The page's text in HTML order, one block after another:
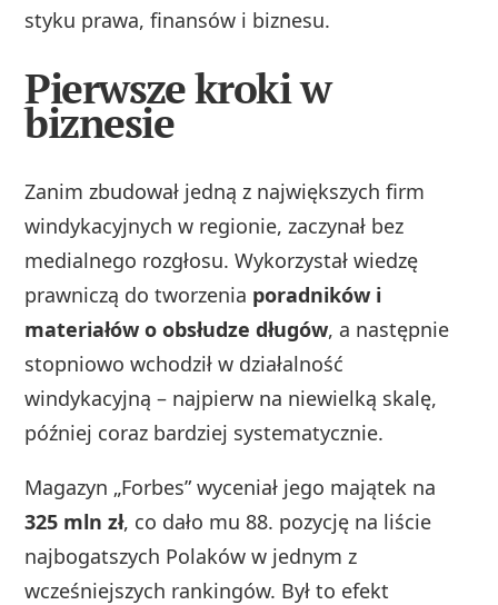
styku prawa, finansów i biznesu.
Pierwsze kroki w
biznesie
Zanim zbudował jedną z największych firm
windykacyjnych w regionie, zaczynał bez
medialnego rozgłosu. Wykorzystał wiedzę
prawniczą do tworzenia poradników i
materiałów o obsłudze długów, a następnie
stopniowo wchodził w działalność
windykacyjną – najpierw na niewielką skalę,
później coraz bardziej systematycznie.
Magazyn „Forbes” wyceniał jego majątek na
325 mln zł, co dało mu 88. pozycję na liście
najbogatszych Polaków w jednym z
wcześniejszych rankingów. Był to efekt